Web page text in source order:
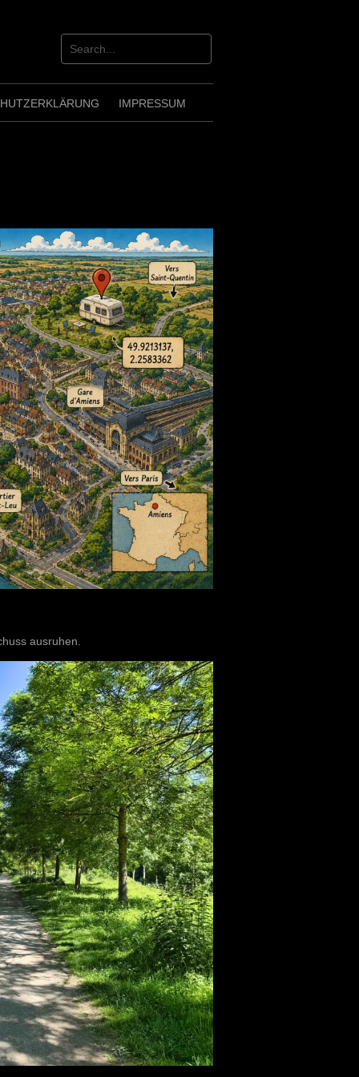
IMPRESSUM
ausruhen.